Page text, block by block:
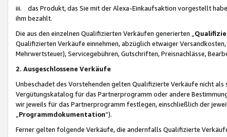
iii. das Produkt, das Sie mit der Alexa-Einkaufsaktion vorgestellt
ihm bezahlt.
Die aus den einzelnen Qualifizierten Verkäufen generierten „
Qualifizierten Verkäufe einnehmen, abzüglich etwaiger
Mehrwertsteuer), Servicegebühren, Gutschriften, Preisnachlässe,
2. Ausgeschlossene Verkäufe
Unbeschadet des Vorstehenden gelten Qualifizierte Verkäufe nicht
Vergütungskatalog für das Partnerprogramm oder andere
wir jeweils für das Partnerprogramm festlegen, einschließlich der
Programmdokumentation“).
Ferner gelten folgende Verkäufe, die andernfalls Qualifizierte